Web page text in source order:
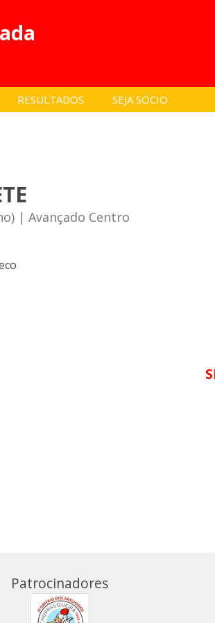
RESULTADOS SEJA SÓCIO
| Avançado Centro
Patrocinadores